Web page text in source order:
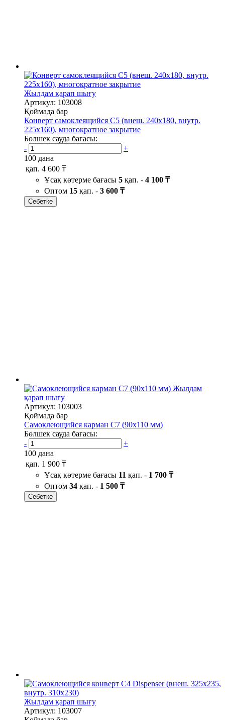
Жылдам қарап шығу
Артикул: 103008
Қоймада бар
Конверт самоклеящийся С5 (внеш. 240х180, внутр.
225х160), многократное закрытие
Бөлшек сауда бағасы:
-
+
100 дана
қап. 4 600 ₸
Ұсақ көтерме бағасы 5 қап. - 4 100 ₸
Оптом 15 қап. - 3 600 ₸
Себетке
Жылдам
қарап шығу
Артикул: 103003
Қоймада бар
Самоклеющийся карман C7 (90х110 мм)
Бөлшек сауда бағасы:
-
+
100 дана
қап. 1 900 ₸
Ұсақ көтерме бағасы 11 қап. - 1 700 ₸
Оптом 34 қап. - 1 500 ₸
Себетке
Жылдам қарап шығу
Артикул: 103007